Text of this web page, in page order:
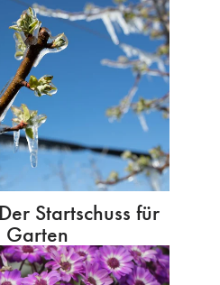
Startschuss für
Garten